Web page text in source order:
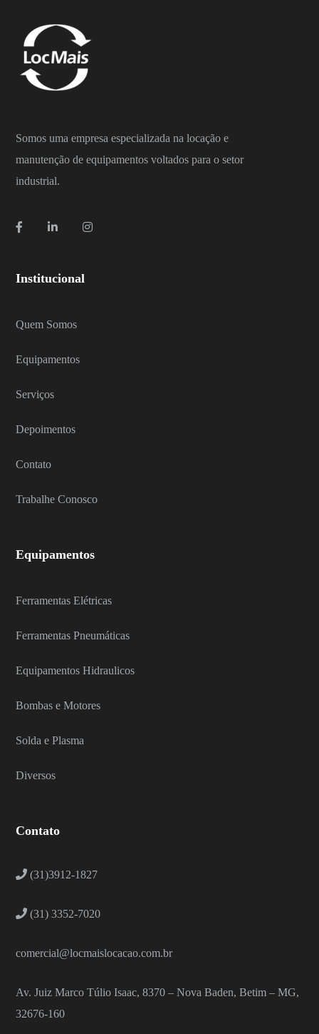
Somos uma empresa especializada na locação e
manutenção de equipamentos voltados para o setor
industrial.
Institucional
Quem Somos
Equipamentos
Serviços
Depoimentos
Contato
Trabalhe Conosco
Equipamentos
Ferramentas Elétricas
Ferramentas Pneumáticas
Equipamentos Hidraulicos
Bombas e Motores
Solda e Plasma
Diversos
Contato
(31)3912-1827
(31) 3352-7020
comercial@locmaislocacao.com.br
Av. Juiz Marco Túlio Isaac, 8370 – Nova Baden, Betim – MG,
32676-160